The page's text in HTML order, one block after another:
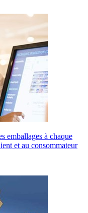
emballages à chaque
et au consommateur